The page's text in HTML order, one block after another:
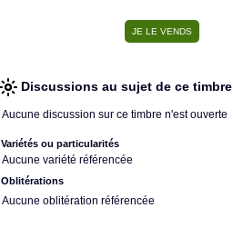
Discussions au sujet de ce timbre
Aucune discussion sur ce timbre n'est ouverte
Variétés ou particularités
Aucune variété référencée
Oblitérations
Aucune oblitération référencée